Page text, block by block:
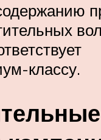
классу.